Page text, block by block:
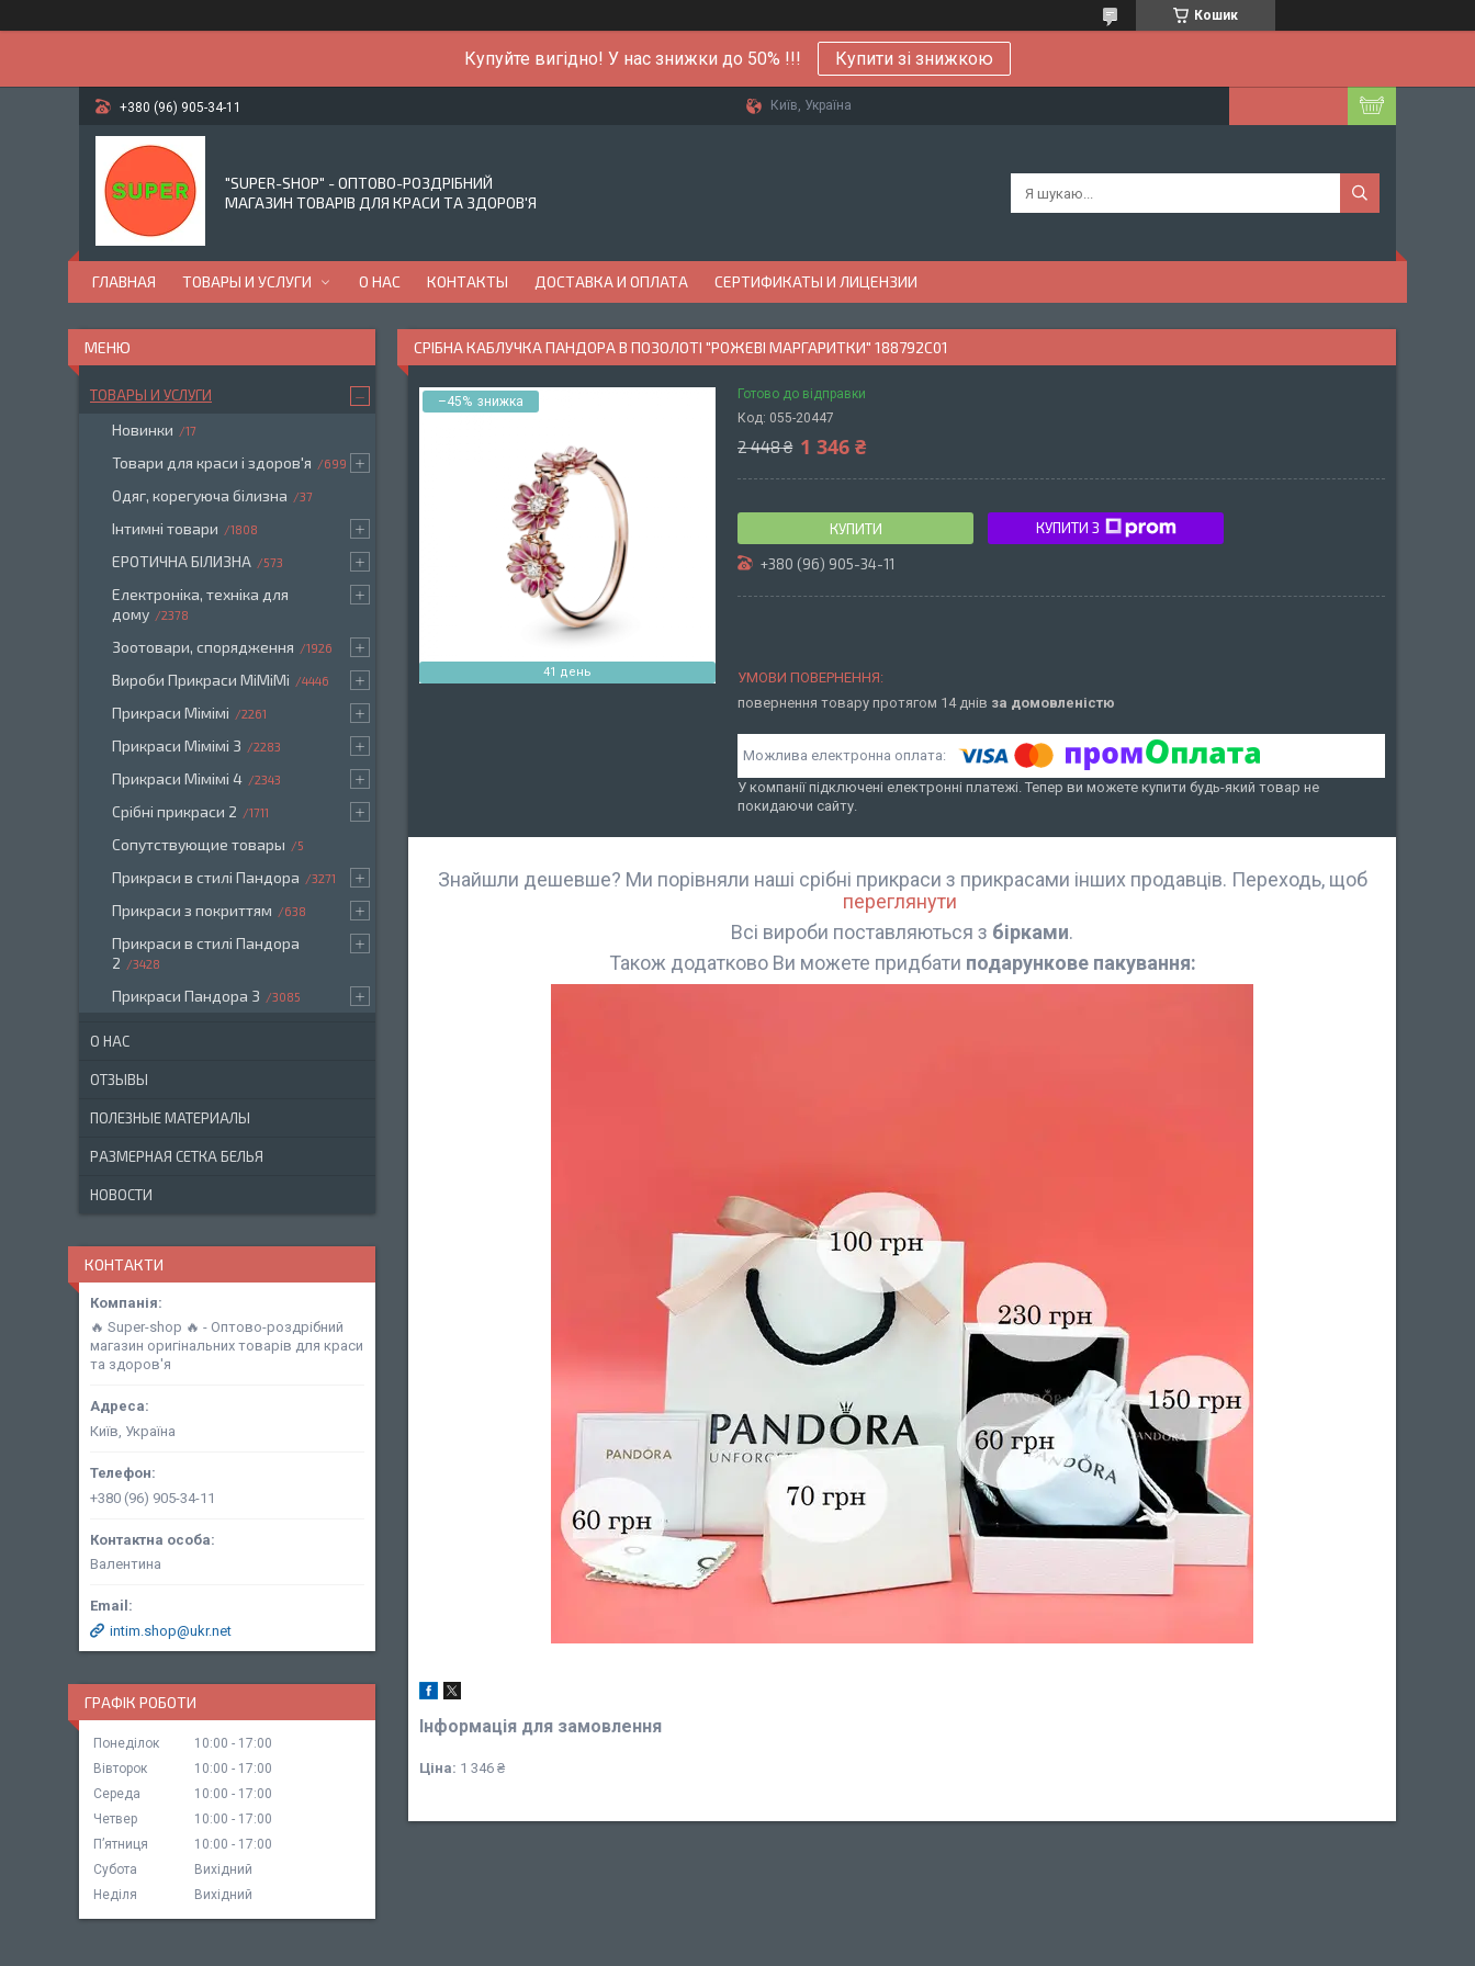
Кошик
Купуйте вигідно! У нас знижки до 50% !!! Купити зі знижкою
+380 (96) 905-34-11 Київ, Україна
"SUPER-SHOP" - ОПТОВО-РОЗДРІБНИЙ
МАГАЗИН ТОВАРІВ ДЛЯ КРАСИ ТА ЗДОРОВ'Я
ГЛАВНАЯ ТОВАРЫ И УСЛУГИ О НАС КОНТАКТЫ ДОСТАВКА И ОПЛАТА СЕРТИФИКАТЫ И ЛИЦЕНЗИИ
СРІБНА КАБЛУЧКА ПАНДОРА В ПОЗОЛОТІ "РОЖЕВІ МАРГАРИТКИ" 188792C01
–45%
41 день
Готово до відправки
Код: 055-20447
2 448 ₴ 1 346 ₴
КУПИТИ КУПИТИ З
+380 (96) 905-34-11
повернення товару протягом 14 днів за домовленістю
У компанії підключені електронні платежі. Тепер ви можете купити будь-який товар не
покидаючи сайту.
Знайшли дешевше? Ми порівняли наші срібні прикраси з прикрасами інших продавців. Переходь, щоб
переглянути
Всі вироби поставляються з бірками.
Також додатково Ви можете придбати подарункове пакування:
Інформація для замовлення
Ціна: 1 346 ₴
ТОВАРЫ И УСЛУГИ
Новинки 17
Товари для краси і здоров'я 699
Одяг, корегуюча білизна 37
Інтимні товари 1808
ЕРОТИЧНА БІЛИЗНА 573
Електроніка, техніка для
дому
2378
Зоотовари, спорядження 1926
Вироби Прикраси МіМіМі 4446
Прикраси Мімімі 2261
Прикраси Мімімі 3 2283
Прикраси Мімімі 4 2343
Срібні прикраси 2 1711
Сопутствующие товары 5
Прикраси в стилі Пандора 3271
Прикраси з покриттям 638
Прикраси в стилі Пандора
2
3428
Прикраси Пандора 3 3085
О НАС
ОТЗЫВЫ
ПОЛЕЗНЫЕ МАТЕРИАЛЫ
РАЗМЕРНАЯ СЕТКА БЕЛЬЯ
НОВОСТИ
КОНТАКТИ
🔥 Super-shop 🔥 - Оптово-роздрібний
магазин оригінальних товарів для краси
та здоров'я
Київ, Україна
+380 (96) 905-34-11
Валентина
intim.shop@ukr.net
ГРАФІК РОБОТИ
Понеділок 10:00
17:00
Вівторок
10:00
17:00
Середа
10:00
17:00
Четвер
10:00
17:00
Пʼятниця
10:00
17:00
Субота
Вихідний
Неділя
Вихідний